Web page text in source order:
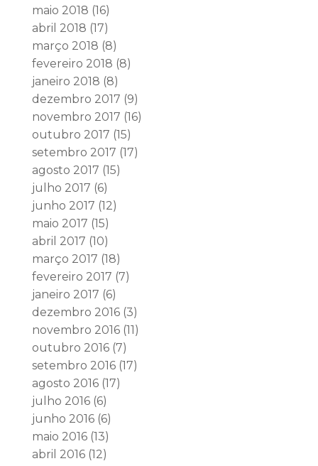
maio 2018 (16)
abril 2018 (17)
março 2018 (8)
fevereiro 2018 (8)
janeiro 2018 (8)
dezembro 2017 (9)
novembro 2017 (16)
outubro 2017 (15)
setembro 2017 (17)
agosto 2017 (15)
julho 2017 (6)
junho 2017 (12)
maio 2017 (15)
abril 2017 (10)
março 2017 (18)
fevereiro 2017 (7)
janeiro 2017 (6)
dezembro 2016(3)
novembro 2016(11)
outubro 2016(7)
setembro 2016(17)
agosto 2016(17)
julho 2016(6)
junho 2016(6)
maio 2016(13)
abril 2016(12)